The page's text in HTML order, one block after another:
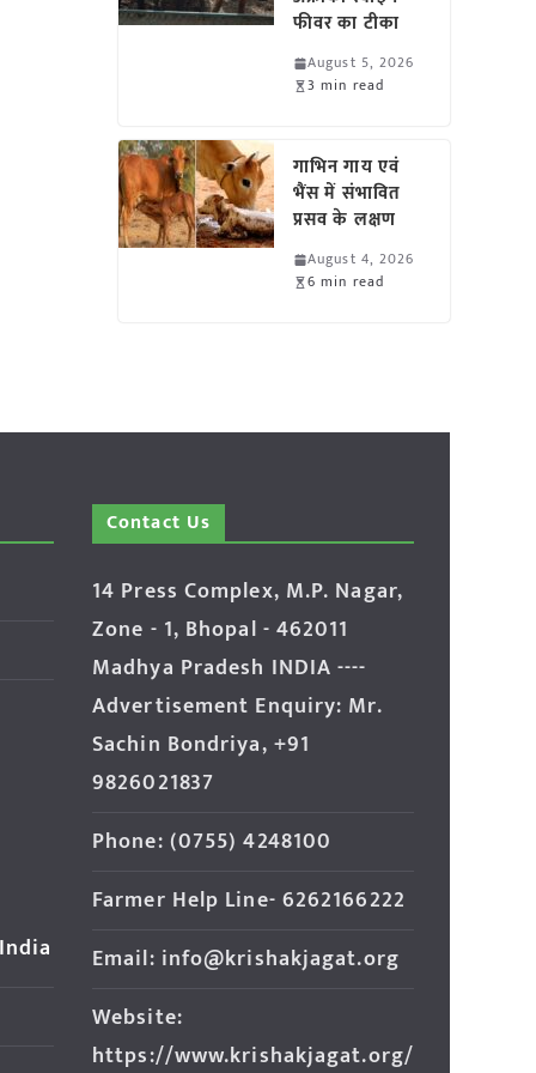
फीवर का टीका
August 5, 2026
3 min read
गाभिन गाय एवं
भैंस में संभावित
प्रसव के लक्षण
August 4, 2026
6 min read
Contact Us
14 Press Complex, M.P. Nagar,
Zone - 1, Bhopal - 462011
Madhya Pradesh INDIA ----
Advertisement Enquiry: Mr.
Sachin Bondriya, +91
9826021837
Phone: (0755) 4248100
Farmer Help Line- 6262166222
Email: info@krishakjagat.org
Website:
https://www.krishakjagat.org/